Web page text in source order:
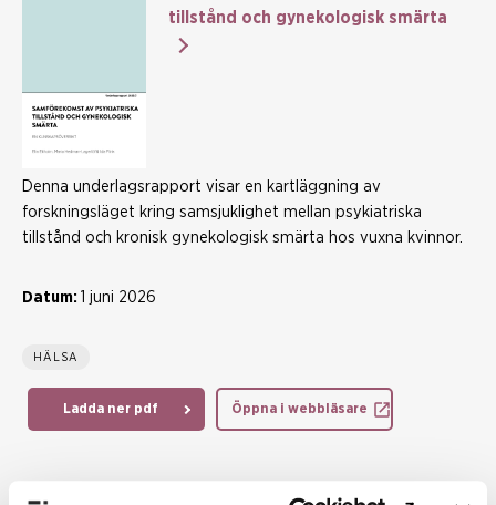
tillstånd och gynekologisk smärta
Denna underlagsrapport visar en kartläggning av
forskningsläget kring samsjuklighet mellan psykiatriska
tillstånd och kronisk gynekologisk smärta hos vuxna kvinnor.
Datum: 1 juni 2026
HÄLSA
Ladda ner pdf Öppna i webbläsare